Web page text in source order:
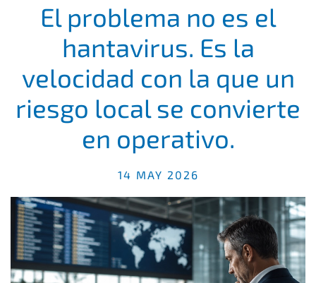
El problema no es el
hantavirus. Es la
velocidad con la que un
riesgo local se convierte
en operativo.
14 MAY 2026